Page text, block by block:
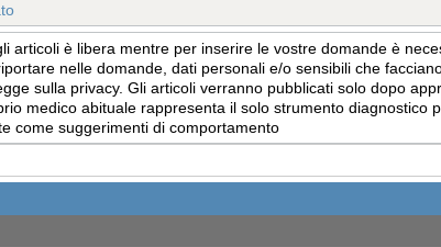
è libera mentre per inserire le vostre domande è
nelle domande, dati personali e/o sensibili che
sulla privacy. Gli articoli verranno pubblicati solo dopo
medico abituale rappresenta il solo strumento diagnostico
come suggerimenti di comportamento